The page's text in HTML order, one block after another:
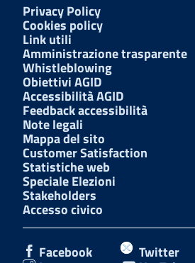
Privacy Policy
Cookies policy
Link utili
Amministrazione trasparente
Whistleblowing
Obiettivi AGID
Accessibilità AGID
Feedback accessibilità
Note legali
Mappa del sito
Customer Satisfaction
Statistiche web
Speciale Elezioni
Stakeholders
Accesso civico
Facebook Twitter